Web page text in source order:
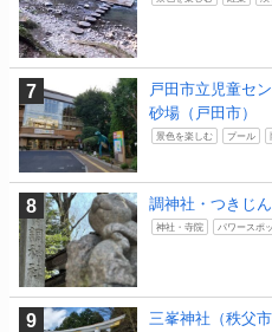
戸田市立児童セ
砂場（戸田市）
景色を楽しむ プール
調神社・つきじ
神社・寺院 パワースポ
三峯神社（秩父